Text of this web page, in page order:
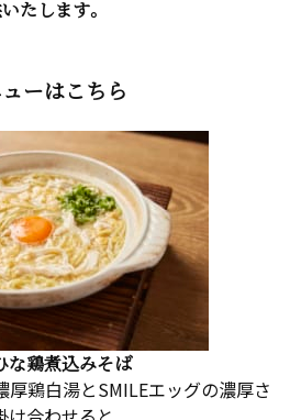
たします。
ーはこちら
な鶏煮込みそば
鶏白湯とSMILEエッグの濃厚さ